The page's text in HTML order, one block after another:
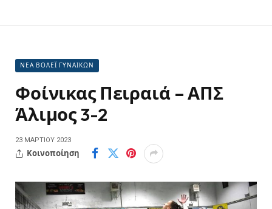
ΝΕΑ ΒΟΛΕΪ ΓΥΝΑΙΚΩΝ
Φοίνικας Πειραιά – ΑΠΣ
Άλιμος 3-2
23 ΜΑΡΤΊΟΥ 2023
Κοινοποίηση